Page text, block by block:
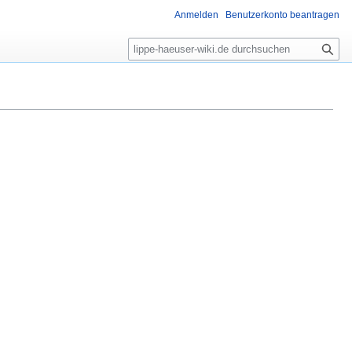
Anmelden Benutzerkonto beantragen
S
u
e